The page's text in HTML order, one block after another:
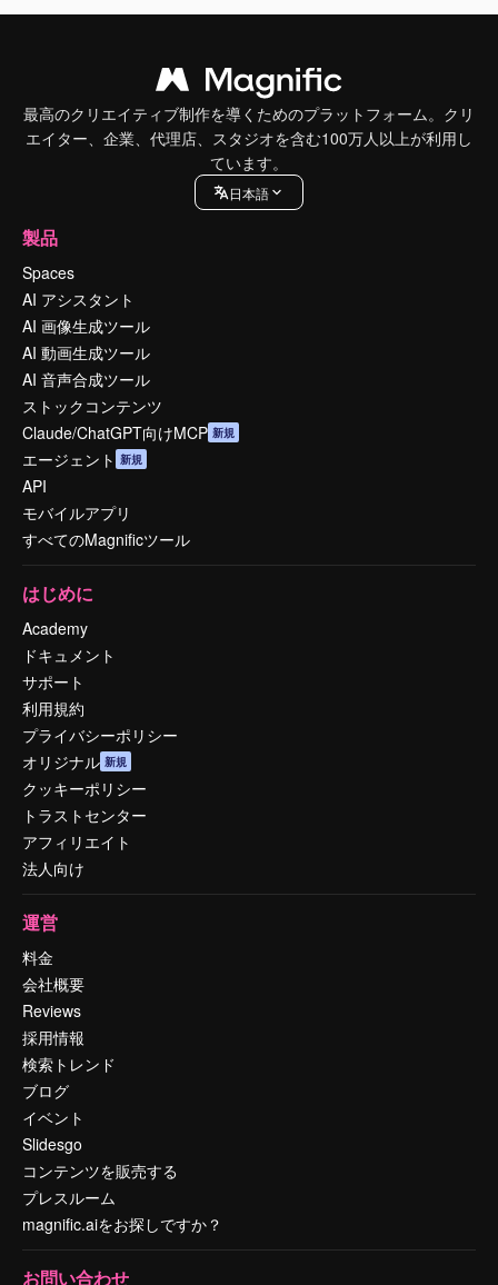
最高のクリエイティブ制作を導くためのプラットフォーム。クリ
エイター、企業、代理店、スタジオを含む100万人以上が利用し
ています。
日本語
製品
Spaces
AI アシスタント
AI 画像生成ツール
AI 動画生成ツール
AI 音声合成ツール
ストックコンテンツ
Claude/ChatGPT向けMCP 新規
エージェント 新規
API
モバイルアプリ
すべてのMagnificツール
はじめに
Academy
ドキュメント
サポート
利用規約
プライバシーポリシー
オリジナル 新規
クッキーポリシー
トラストセンター
アフィリエイト
法人向け
運営
料金
会社概要
Reviews
採用情報
検索トレンド
ブログ
イベント
Slidesgo
コンテンツを販売する
プレスルーム
magnific.aiをお探しですか？
お問い合わせ